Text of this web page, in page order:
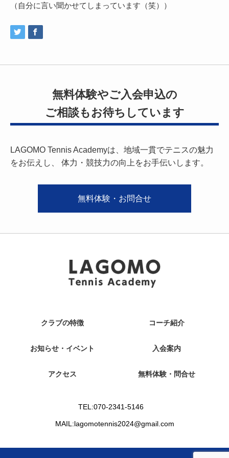
（自分に言い聞かせてしまっています（笑））
無料体験やご入会申込の
ご相談もお待ちしています
LAGOMO Tennis Academyは、地域一貫でテニスの魅力
をお伝えし、
体力・競技力の向上をお手伝いします。
無料体験・お問合せ
クラブの特徴 コーチ紹介
お知らせ・イベント 入会案内
アクセス 無料体験・問合せ
TEL:070-2341-5146
MAIL:lagomotennis2024@gmail.com